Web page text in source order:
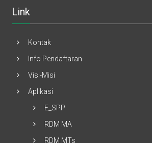
Link
Kontak
Info Pendaftaran
Visi-Misi
Aplikasi
E_SPP
RDM MA
RDM MTs